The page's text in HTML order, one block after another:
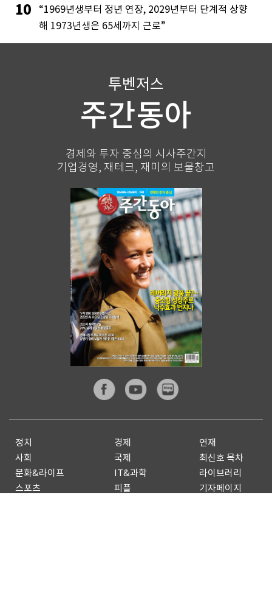
10
“1969년생부터 정년 연장, 2029년부터 단계적 상향
해 1973년생은 65세까지 근로”
투벤저스
주간동아
경제와 투자 중심의 시사주간지
기업경영, 재테크, 재미의 보물창고
정치 경제
연재
사회
국제
최신호 목차
문화&라이프
IT&과학
라이브러리
스포츠
피플
기자페이지